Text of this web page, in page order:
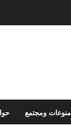
منوعات ومجتمع